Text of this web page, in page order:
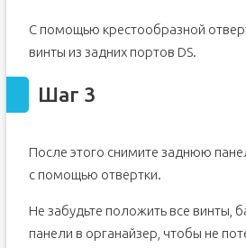
С помощью крестообразной
винты из задних портов DS.
Шаг 3
После этого снимите заднюю
с помощью отвертки.
Не забудьте положить все винты,
панели в органайзер, чтобы не